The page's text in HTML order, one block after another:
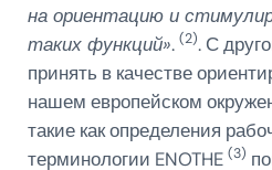
на ориентацию и
таких функций». (2). С
принять в качестве
нашем европейском
такие как определения
терминологии ENOTHE (3)